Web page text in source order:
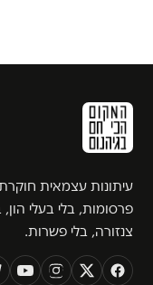
עיתונות עצמאית
פרסומות, בלי בעלי הון,
צנזורה, בלי פשרות.